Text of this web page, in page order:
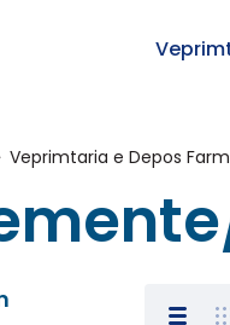
Veprimtaria e Depos